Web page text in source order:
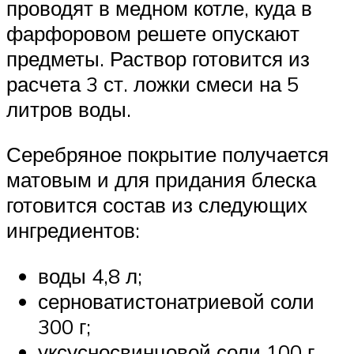
проводят в медном котле, куда в
фарфоровом решете опускают
предметы. Раствор готовится из
расчета 3 ст. ложки смеси на 5
литров воды.
Серебряное покрытие получается
матовым и для придания блеска
готовится состав из следующих
ингредиентов:
воды 4,8 л;
серноватистонатриевой соли
300 г;